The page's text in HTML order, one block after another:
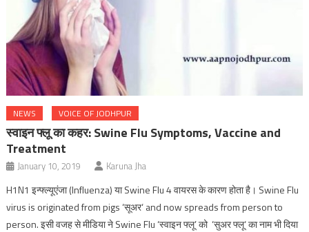
NEWS VOICE OF JODHPUR
स्वाइन फ्लू का कहर: Swine Flu Symptoms, Vaccine and
Treatment
January 10, 2019 Karuna Jha
H1N1 इन्फ्ल्यूएंजा (Influenza) या Swine Flu 4 वायरस के कारण होता है। Swine Flu
virus is originated from pigs ‘सूअर‘ and now spreads from person to
person. इसी वजह से मीडिया ने Swine Flu ‘स्वाइन फ्लू’ को ‘सुअर फ्लू‘ का नाम भी दिया